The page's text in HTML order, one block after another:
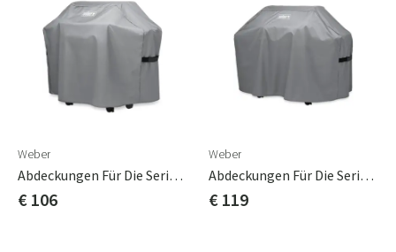
Weber
Abdeckungen Für Die Serie Genesis Ii 200
€ 106
Weber
Abdeckungen Für Die Serie Genesis Ii 300
€ 119